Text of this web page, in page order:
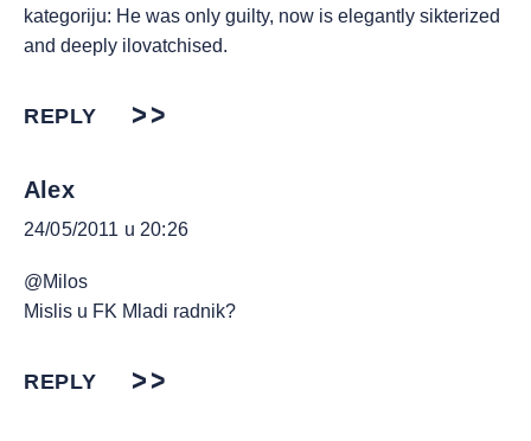
kategoriju: He was only guilty, now is elegantly sikterized
and deeply ilovatchised.
REPLY
Alex
24/05/2011 u 20:26
@Milos
Mislis u FK Mladi radnik?
REPLY